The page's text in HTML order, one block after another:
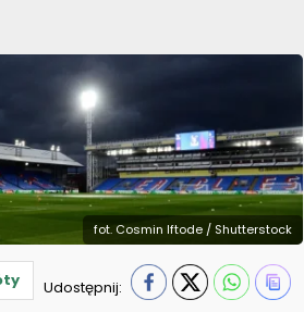
fot. Cosmin Iftode / Shutterstock
Udostępnij: